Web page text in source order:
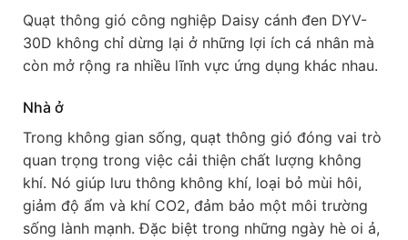
Quạt thông gió công nghiệp Daisy cánh đen DYV-
30D không chỉ dừng lại ở những lợi ích cá nhân mà
còn mở rộng ra nhiều lĩnh vực ứng dụng khác nhau.
Nhà ở
Trong không gian sống, quạt thông gió đóng vai trò
quan trọng trong việc cải thiện chất lượng không
khí. Nó giúp lưu thông không khí, loại bỏ mùi hôi,
giảm độ ẩm và khí CO2, đảm bảo một môi trường
sống lành mạnh. Đặc biệt trong những ngày hè oi ả,